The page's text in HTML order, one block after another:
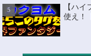
【ハ
使え！